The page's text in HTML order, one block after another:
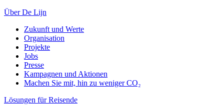
Über De Lijn
Zukunft und Werte
Organisation
Projekte
Jobs
Presse
Kampagnen und Aktionen
Machen Sie mit, hin zu weniger CO₂
Lösungen für Reisende